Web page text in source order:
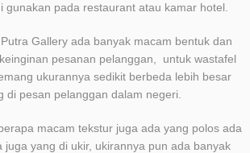
gunakan pada restaurant atau kamar hotel.
Gallery ada banyak macam bentuk dan
pesanan pelanggan, untuk wastafel
ukurannya sedikit berbeda lebih besar
di pesan pelanggan dalam negeri.
macam tekstur juga ada yang polos ada
juga yang di ukir, ukirannya pun ada banyak